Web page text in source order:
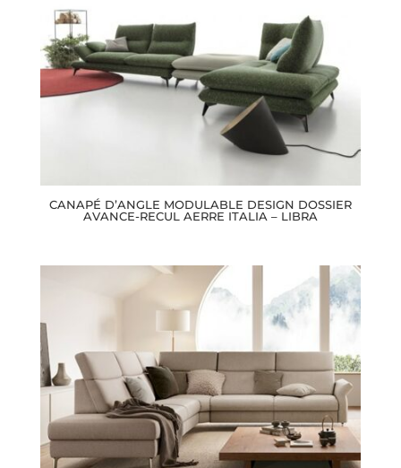
CANAPÉ D’ANGLE MODULABLE DESIGN DOSSIER
AVANCE-RECUL AERRE ITALIA – LIBRA